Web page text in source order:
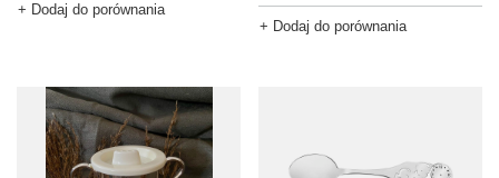
+ Dodaj do porównania
+ Dodaj do porównania